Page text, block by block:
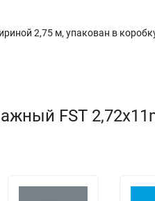
2,75 м, упакован в
FST